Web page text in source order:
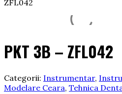
ZFL042
PKT 3B – ZFL042
Categorii: Instrumentar,
Modelare Ceara, Tehnica